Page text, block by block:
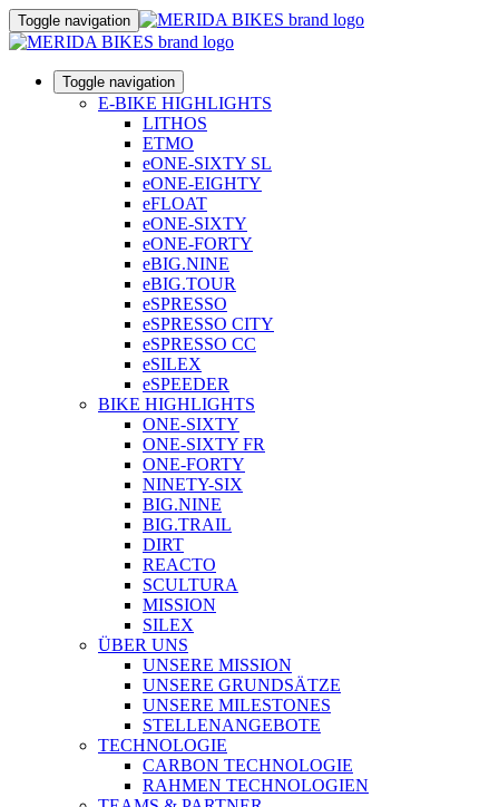
Toggle navigation
Toggle navigation
E-BIKE HIGHLIGHTS
LITHOS
ETMO
eONE-SIXTY SL
eONE-EIGHTY
eFLOAT
eONE-SIXTY
eONE-FORTY
eBIG.NINE
eBIG.TOUR
eSPRESSO
eSPRESSO CITY
eSPRESSO CC
eSILEX
eSPEEDER
BIKE HIGHLIGHTS
ONE-SIXTY
ONE-SIXTY FR
ONE-FORTY
NINETY-SIX
BIG.NINE
BIG.TRAIL
DIRT
REACTO
SCULTURA
MISSION
SILEX
ÜBER UNS
UNSERE MISSION
UNSERE GRUNDSÄTZE
UNSERE MILESTONES
STELLENANGEBOTE
TECHNOLOGIE
CARBON TECHNOLOGIE
RAHMEN TECHNOLOGIEN